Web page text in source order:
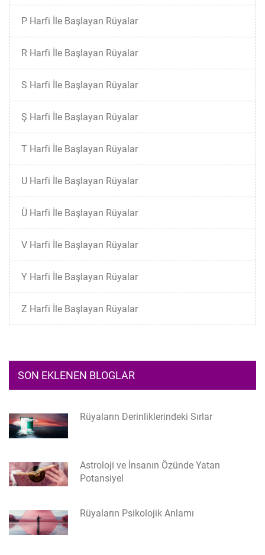
P Harfi İle Başlayan Rüyalar
R Harfi İle Başlayan Rüyalar
S Harfi İle Başlayan Rüyalar
Ş Harfi İle Başlayan Rüyalar
T Harfi İle Başlayan Rüyalar
U Harfi İle Başlayan Rüyalar
Ü Harfi İle Başlayan Rüyalar
V Harfi İle Başlayan Rüyalar
Y Harfi İle Başlayan Rüyalar
Z Harfi İle Başlayan Rüyalar
SON EKLENEN BLOGLAR
Rüyaların Derinliklerindeki Sırlar
Astroloji ve İnsanın Özünde Yatan
Potansiyel
Rüyaların Psikolojik Anlamı